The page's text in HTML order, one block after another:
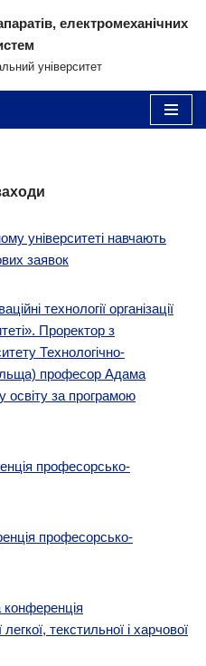
електромеханічних
університет
університеті навчають
заявок
технології організації
Проректор з
Технологічно-
професор Адама
освіту за програмою
професорсько-
професорсько-
текстильної і харчової